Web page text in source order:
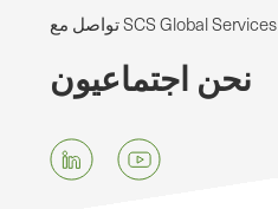
تواصل مع SCS Global Services
نحن اجتماعيون